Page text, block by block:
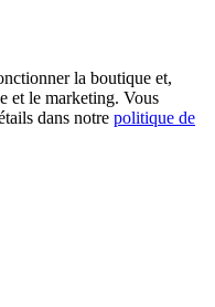
la boutique et,
et le marketing. Vous
dans notre politique de